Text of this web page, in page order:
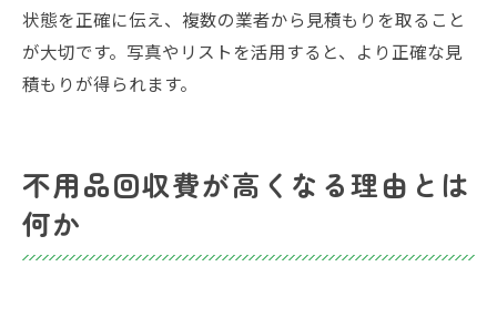
状態を正確に伝え、複数の業者から見積もりを取ること
が大切です。写真やリストを活用すると、より正確な見
積もりが得られます。
不用品回収費が高くなる理由とは
何か